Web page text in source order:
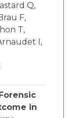
Q,
F,
T,
I,
in